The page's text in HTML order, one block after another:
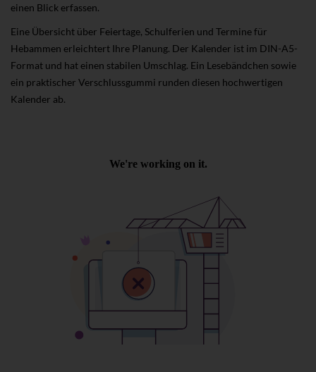
einen Blick erfassen.
Eine Übersicht über Feiertage, Schulferien und Termine für
Hebammen erleichtert Ihre Planung. Der Kalender ist im DIN-A5-
Format und hat einen stabilen Umschlag. Ein Lesebändchen sowie
ein praktischer Verschlussgummi runden diesen hochwertigen
Kalender ab.